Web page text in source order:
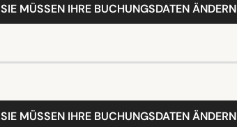
SIE MÜSSEN IHRE BUCHUNGSDATEN ÄNDERN
SIE MÜSSEN IHRE BUCHUNGSDATEN ÄNDERN